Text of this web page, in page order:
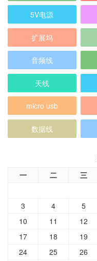
5V电源
扩展坞
音频线
天线
micro usb
数据线
一 二 三
3
4 5
10
11 12
17
18 19
24
25 26